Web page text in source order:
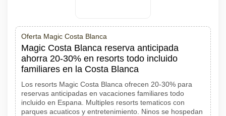
Oferta Magic Costa Blanca
Magic Costa Blanca reserva anticipada
ahorra 20-30% en resorts todo incluido
familiares en la Costa Blanca
Los resorts Magic Costa Blanca ofrecen 20-30% para
reservas anticipadas en vacaciones familiares todo
incluido en Espana. Multiples resorts tematicos con
parques acuaticos y entretenimiento. Ninos se hospedan